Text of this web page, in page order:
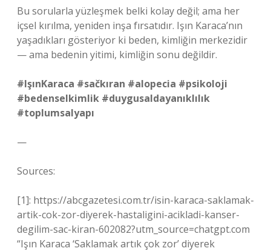
Bu sorularla yüzleşmek belki kolay değil; ama her
içsel kırılma, yeniden inşa fırsatıdır. Işın Karaca’nın
yaşadıkları gösteriyor ki beden, kimliğin merkezidir
— ama bedenin yitimi, kimliğin sonu değildir.
#IşınKaraca #sačkıran #alopecia #psikoloji
#bedenselkimlik #duygusaldayanıklılık
#toplumsalyapı
—
Sources:
[1]: https://abcgazetesi.com.tr/isin-karaca-saklamak-
artik-cok-zor-diyerek-hastaligini-acikladi-kanser-
degilim-sac-kiran-602082?utm_source=chatgpt.com
“Işın Karaca ‘Saklamak artık çok zor’ diyerek